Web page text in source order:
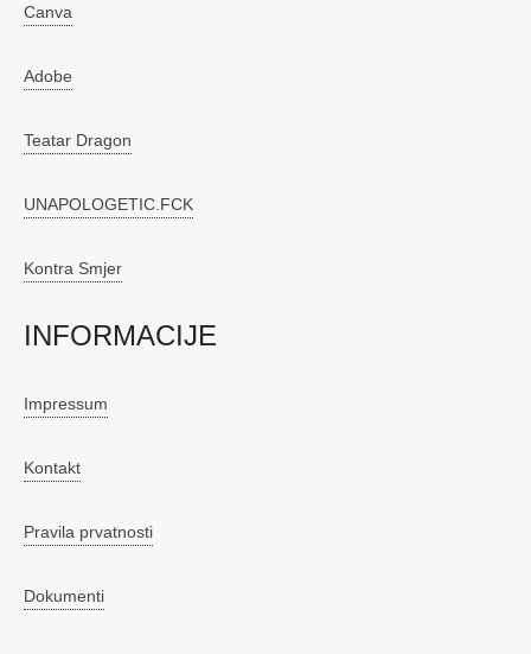
Canva
Adobe
Teatar Dragon
UNAPOLOGETIC.FCK
Kontra Smjer
INFORMACIJE
Impressum
Kontakt
Pravila prvatnosti
Dokumenti